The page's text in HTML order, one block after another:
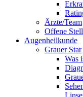
Ärzte/Team
Offene
Augenheilkunde
Grauer Star
Was